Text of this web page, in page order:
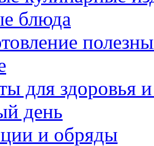
блюда
для здоровья
день
и обряды